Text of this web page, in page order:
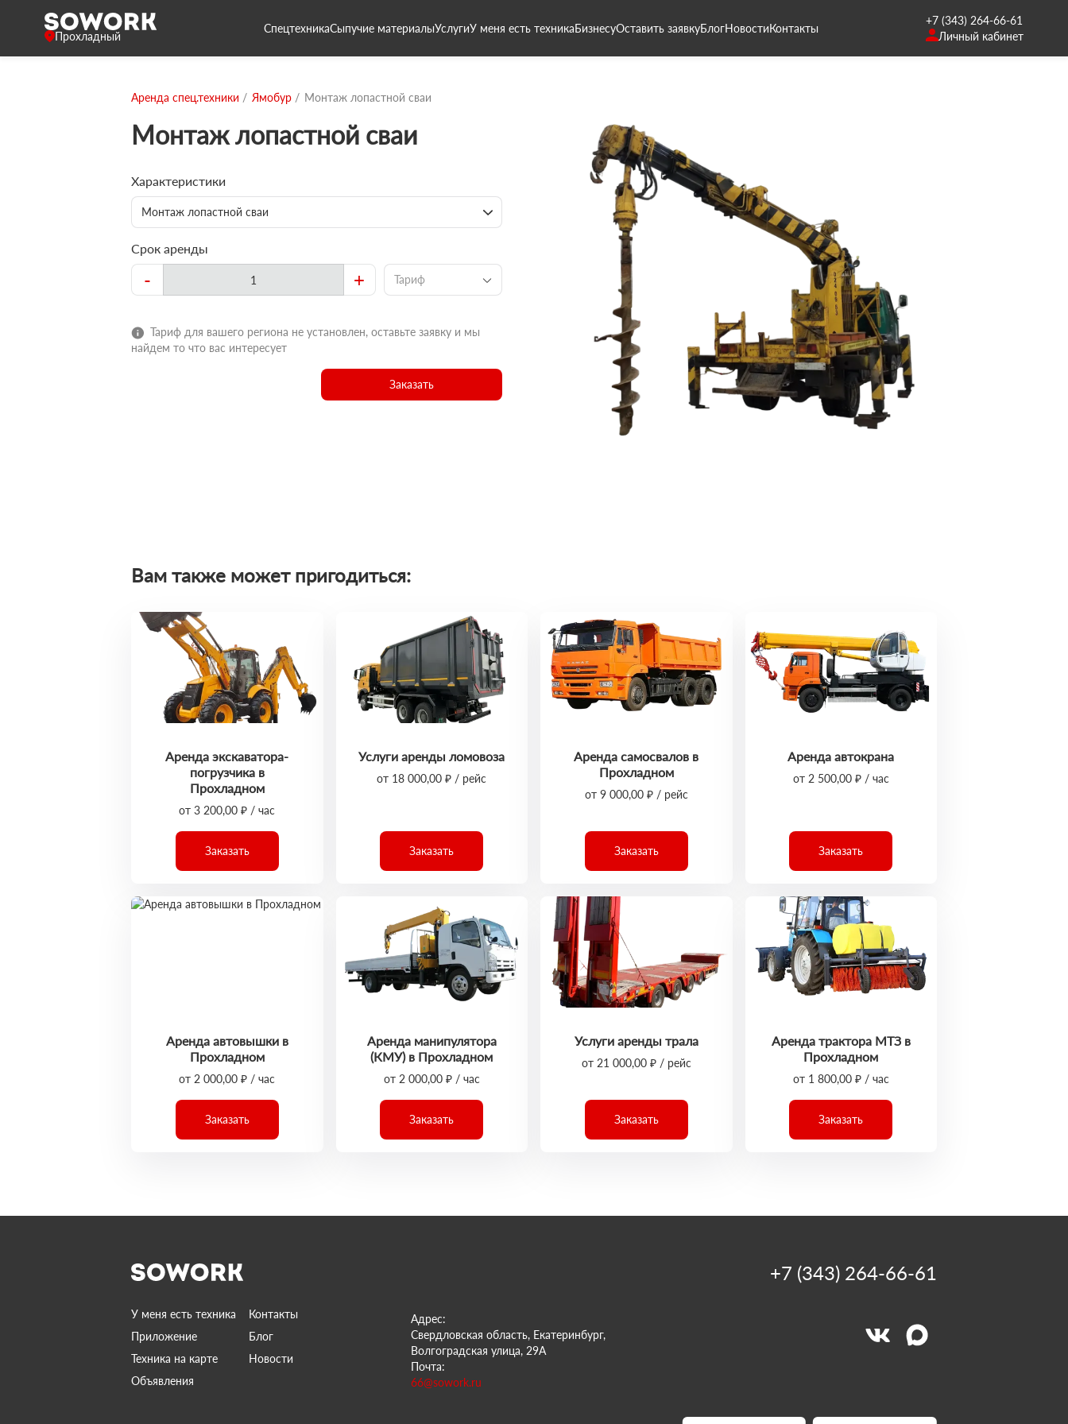
Прохладный
СпецтехникаСыпучие материалыУслугиУ меня есть техникаБизнесуОставить заявкуБлогНовостиКонтакты
+7 (343) 264-66-61
Личный кабинет
Аренда спец.техники Ямобур Монтаж лопастной сваи
Монтаж лопастной сваи
Характеристики
Монтаж лопастной сваи
Срок аренды
- + Тариф
Тариф для вашего региона не установлен, оставьте заявку и мы
найдем то что вас интересует
Заказать
Вам также может пригодиться:
Аренда экскаватора-
погрузчика в
Прохладном
от 3 200,00 ₽ / час
Заказать
Услуги аренды ломовоза
от 18 000,00 ₽ / рейс
Заказать
Аренда самосвалов в
Прохладном
от 9 000,00 ₽ / рейс
Заказать
Аренда автокрана
от 2 500,00 ₽ / час
Заказать
Аренда автовышки в
Прохладном
от 2 000,00 ₽ / час
Заказать
Аренда манипулятора
(КМУ) в Прохладном
от 2 000,00 ₽ / час
Заказать
Услуги аренды трала
от 21 000,00 ₽ / рейс
Заказать
Аренда трактора МТЗ в
Прохладном
от 1 800,00 ₽ / час
Заказать
У меня есть техника
Контакты
Приложение
Блог
Техника на карте
Новости
Объявления
Адрес:
Свердловская область, Екатеринбург,
Волгоградская улица, 29А
Почта:
66@sowork.ru
+7 (343) 264-66-61